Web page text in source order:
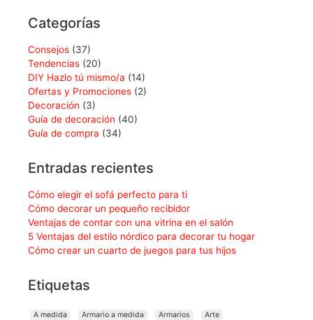
Categorías
Consejos (37)
Tendencias (20)
DIY Hazlo tú mismo/a (14)
Ofertas y Promociones (2)
Decoración (3)
Guía de decoración (40)
Guía de compra (34)
Entradas recientes
Cómo elegir el sofá perfecto para ti
Cómo decorar un pequeño recibidor
Ventajas de contar con una vitrina en el salón
5 Ventajas del estilo nórdico para decorar tu hogar
Cómo crear un cuarto de juegos para tus hijos
Etiquetas
A medida Armario a medida Armarios
Arte